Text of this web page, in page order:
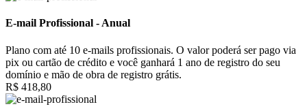
E-mail Profissional - Anual
Plano com até 10 e-mails profissionais. O valor poderá ser pago via
pix ou cartão de crédito e você ganhará 1 ano de registro do seu
domínio e mão de obra de registro grátis.
R$ 418,80